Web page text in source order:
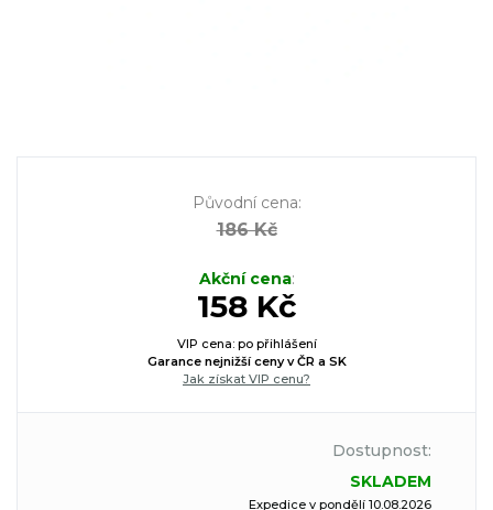
Původní cena:
186 Kč
Akční cena:
158 Kč
VIP cena: po přihlášení
Garance nejnižší ceny v ČR a SK
Jak získat VIP cenu?
Dostupnost:
SKLADEM
Expedice v pondělí 10.08.2026